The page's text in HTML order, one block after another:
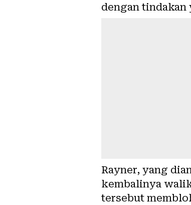
dengan tindakan
Rayner, yang
kembalinya
tersebut